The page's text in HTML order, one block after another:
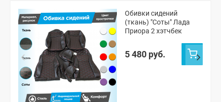
Обивки сидений
(ткань) "Соты" Лада
Приора 2 хэтчбек
5 480 руб.